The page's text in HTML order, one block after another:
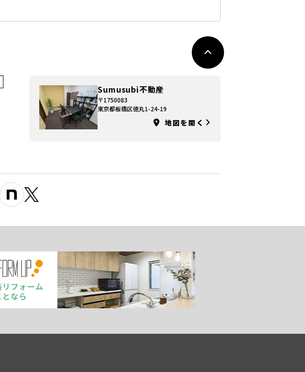
Sumusubi不動産
〒1750083
東京都板橋区徳丸1-24-19
地図を開く